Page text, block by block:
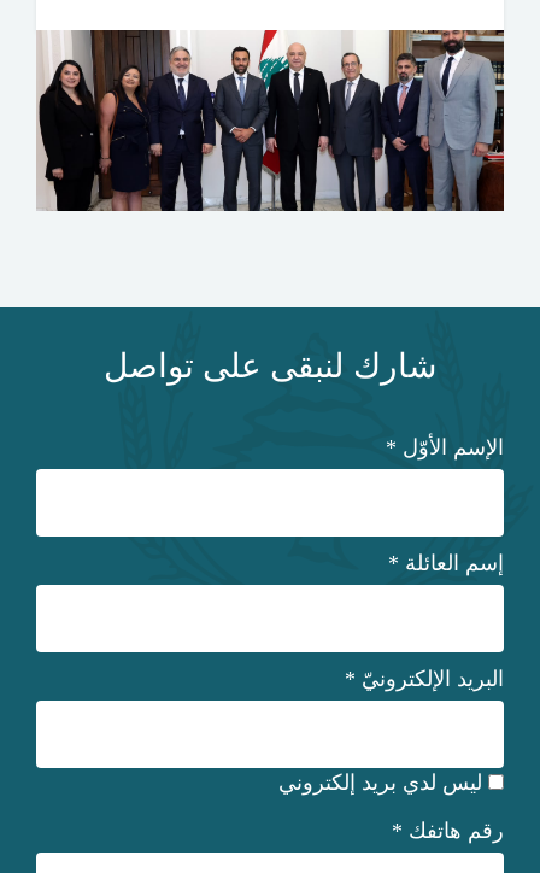
شارك لنبقى على تواصل
الإسم الأوّل *
إسم العائلة *
البريد الإلكترونيّ *
ليس لدي بريد إلكتروني
رقم هاتفك *